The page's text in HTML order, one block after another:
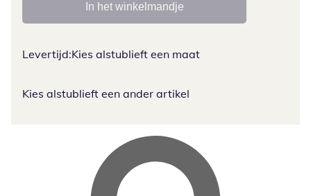
In het winkelmandje
Levertijd:Kies alstublieft een maat
Kies alstublieft een ander artikel